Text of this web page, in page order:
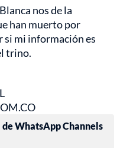
nos de la
han muerto por
si mi información es
trino.
WhatsApp Channels